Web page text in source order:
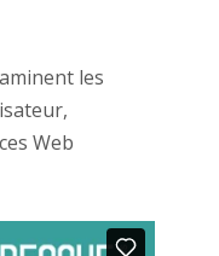
les
Web